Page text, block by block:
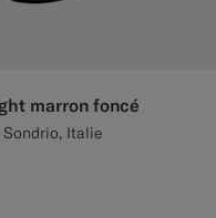
marron foncé
Italie